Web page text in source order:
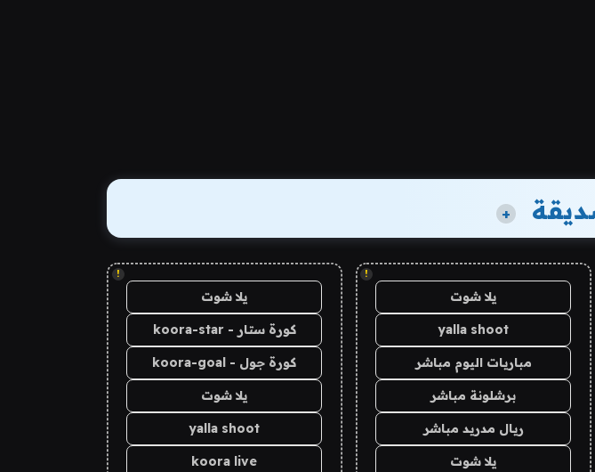
+
!
يلا شوت
yalla shoot
مباريات اليوم مباشر
برشلونة مباشر
ريال مدريد مباشر
يلا شوت
!
يلا شوت
كورة ستار - koora-star
كورة جول - koora-goal
يلا شوت
yalla shoot
koora live